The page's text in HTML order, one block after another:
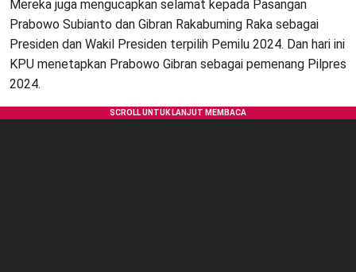
Mereka juga mengucapkan selamat kepada Pasangan
Prabowo Subianto dan Gibran Rakabuming Raka sebagai
Presiden dan Wakil Presiden terpilih Pemilu 2024. Dan hari ini
KPU menetapkan Prabowo Gibran sebagai pemenang Pilpres
2024.